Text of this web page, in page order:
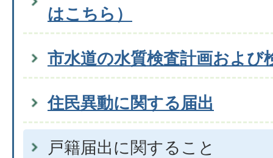
はこちら）
市水道の水質検査計画および
住民異動に関する届出
戸籍届出に関すること